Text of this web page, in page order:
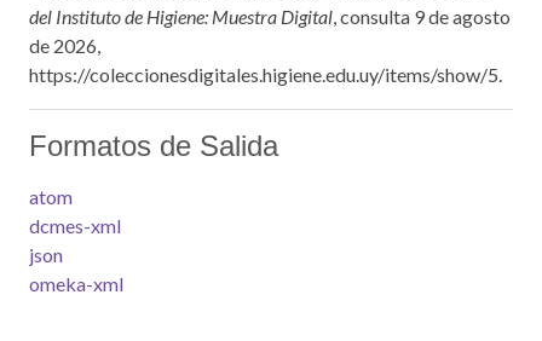
del Instituto de Higiene: Muestra Digital, consulta 9 de agosto
de 2026,
https://coleccionesdigitales.higiene.edu.uy/items/show/5.
Formatos de Salida
atom
dcmes-xml
json
omeka-xml